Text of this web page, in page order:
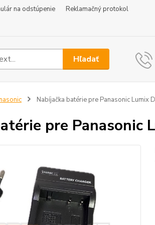
na odstúpenie
Reklamačný protokol
Hľadať
Nabíjačka batérie pre Panasonic Lumix
pre Panasonic